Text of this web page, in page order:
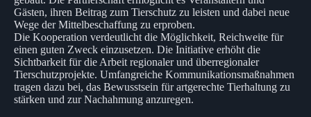
Gästen, ihren Beitrag zum Tierschutz zu leisten und dabei neue
Wege der Mittelbeschaffung zu erproben.
Die Kooperation verdeutlicht die Möglichkeit, Reichweite für
einen guten Zweck einzusetzen. Die Initiative erhöht die
Sichtbarkeit für die Arbeit regionaler und überregionaler
Tierschutzprojekte. Umfangreiche Kommunikationsmaßnahmen
tragen dazu bei, das Bewusstsein für artgerechte Tierhaltung zu
stärken und zur Nachahmung anzuregen.